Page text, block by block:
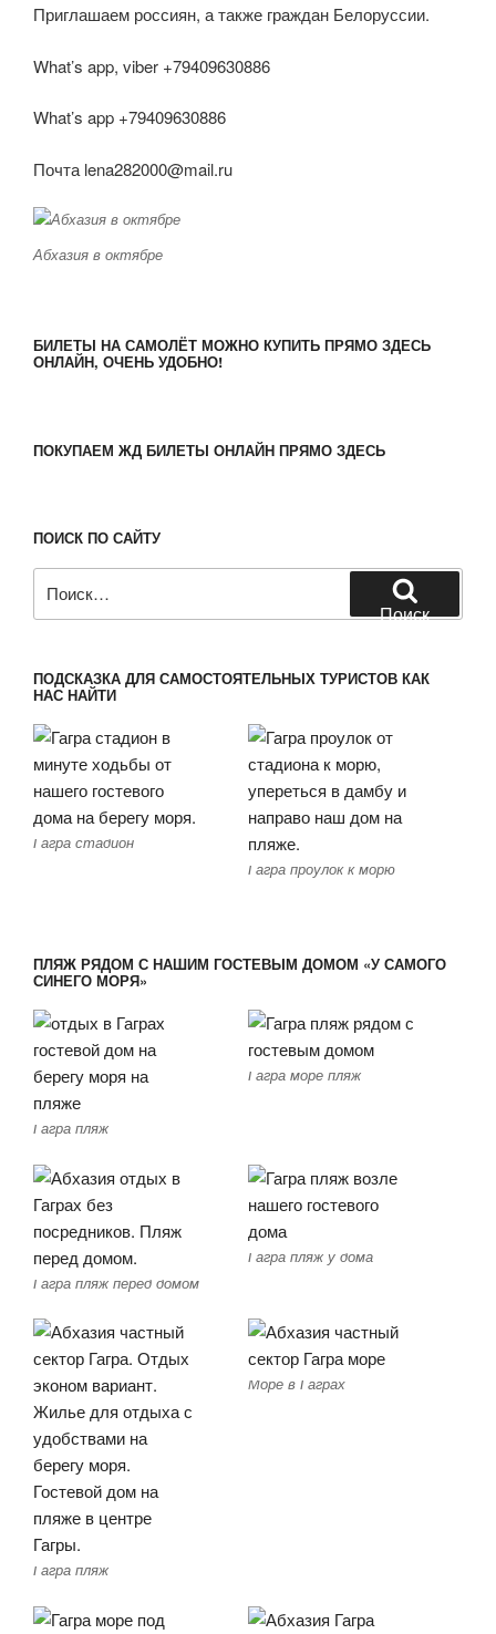
Приглашаем россиян, а также граждан Белоруссии.
What’s app, viber +79409630886
What’s app +79409630886
Почта lena282000@mail.ru
Абхазия в октябре
БИЛЕТЫ НА САМОЛЁТ МОЖНО КУПИТЬ ПРЯМО ЗДЕСЬ
ОНЛАЙН, ОЧЕНЬ УДОБНО!
ПОКУПАЕМ ЖД БИЛЕТЫ ОНЛАЙН ПРЯМО ЗДЕСЬ
ПОИСК ПО САЙТУ
Поиск
ПОДСКАЗКА ДЛЯ САМОСТОЯТЕЛЬНЫХ ТУРИСТОВ КАК
НАС НАЙТИ
Гагра стадион
Гагра проулок к морю
ПЛЯЖ РЯДОМ С НАШИМ ГОСТЕВЫМ ДОМОМ «У САМОГО
СИНЕГО МОРЯ»
Гагра пляж
Гагра море пляж
Гагра пляж перед домом
Гагра пляж у дома
Гагра пляж
Море в Гаграх